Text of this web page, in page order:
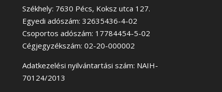
Székhely: 7630 Pécs, Koksz utca 127.
Egyedi adószám: 32635436-4-02
Csoportos adószám: 17784454-5-02
Cégjegyzékszám: 02-20-000002
Adatkezelési nyilvántartási szám: NAIH-
70124/2013